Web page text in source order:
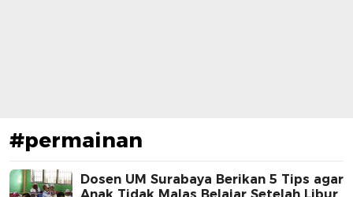
#permainan
Dosen UM Surabaya Berikan 5 Tips agar
Anak Tidak Malas Belajar Setelah Libur